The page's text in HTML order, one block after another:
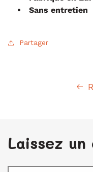
Sans entretien
Partager
Laissez